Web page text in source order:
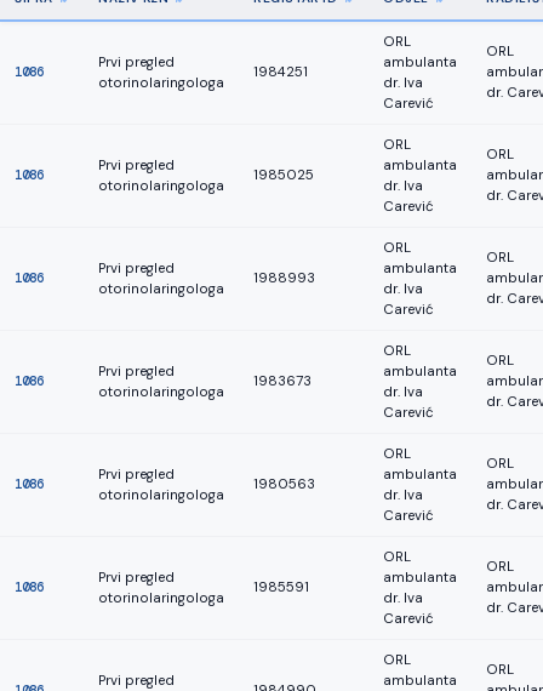
1086
Prvi pregled
otorinolaringologa
1984251
ORL
ambulanta
dr. Iva
Carević
ORL
dr.
1086
Prvi pregled
otorinolaringologa
1985025
ORL
ambulanta
dr. Iva
Carević
ORL
dr.
1086
Prvi pregled
otorinolaringologa
1988993
ORL
ambulanta
dr. Iva
Carević
ORL
dr.
1086
Prvi pregled
otorinolaringologa
1983673
ORL
ambulanta
dr. Iva
Carević
ORL
dr.
1086
Prvi pregled
otorinolaringologa
1980563
ORL
ambulanta
dr. Iva
Carević
ORL
dr.
1086
Prvi pregled
otorinolaringologa
1985591
ORL
ambulanta
dr. Iva
Carević
ORL
dr.
Prvi pregled
ORL
ambulanta
ORL